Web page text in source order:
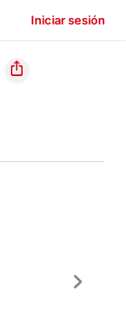
Iniciar sesión